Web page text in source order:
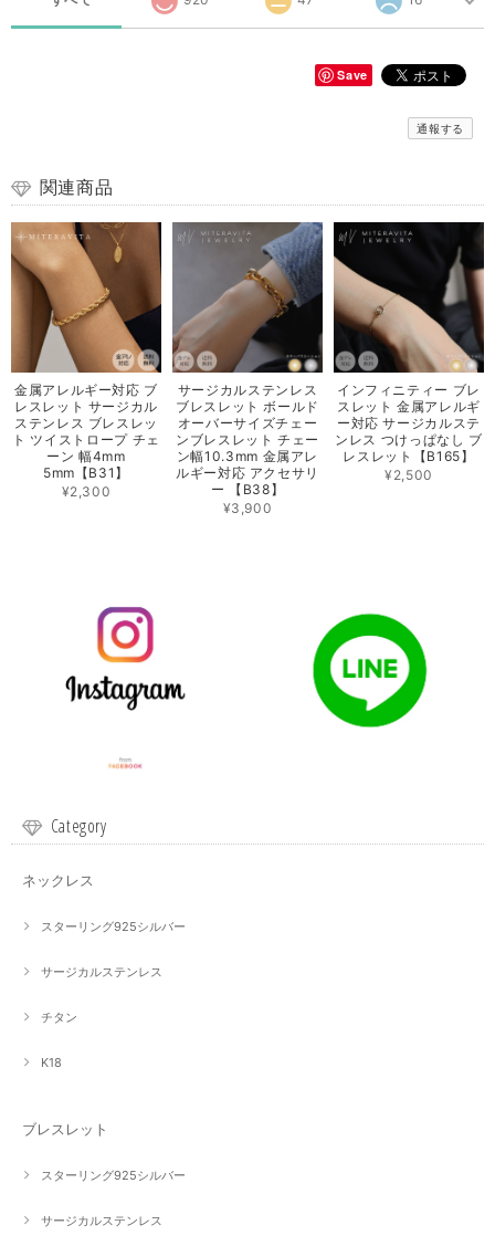
Save
通報する
関連商品
金属アレルギー対応 ブ
レスレット サージカル
ステンレス ブレスレッ
ト ツイストロープ チェ
ーン 幅4mm
5mm【B31】
¥2,300
サージカルステンレス
ブレスレット ボールド
オーバーサイズチェー
ンブレスレット チェー
ン幅10.3mm 金属アレ
ルギー対応 アクセサリ
ー 【B38】
¥3,900
インフィニティー ブレ
スレット 金属アレルギ
ー対応 サージカルステ
ンレス つけっぱなし ブ
レスレット【B165】
¥2,500
Category
ネックレス
スターリング925シルバー
サージカルステンレス
チタン
K18
ブレスレット
スターリング925シルバー
サージカルステンレス